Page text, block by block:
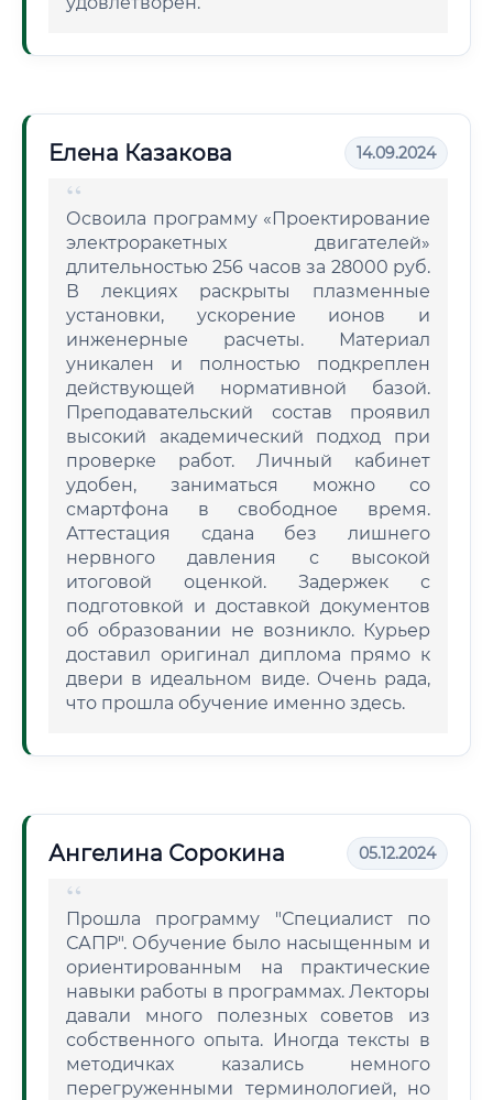
Елена Казакова 14.09.2024
Освоила программу «Проектирование
электроракетных двигателей»
длительностью 256 часов за 28000 руб.
В лекциях раскрыты плазменные
установки, ускорение ионов и
инженерные расчеты. Материал
уникален и полностью подкреплен
действующей нормативной базой.
Преподавательский состав проявил
высокий академический подход при
проверке работ. Личный кабинет
удобен, заниматься можно со
смартфона в свободное время.
Аттестация сдана без лишнего
нервного давления с высокой
итоговой оценкой. Задержек с
подготовкой и доставкой документов
об образовании не возникло. Курьер
доставил оригинал диплома прямо к
двери в идеальном виде. Очень рада,
что прошла обучение именно здесь.
Ангелина Сорокина 05.12.2024
Прошла программу "Специалист по
САПР". Обучение было насыщенным и
ориентированным на практические
навыки работы в программах. Лекторы
давали много полезных советов из
собственного опыта. Иногда тексты в
методичках казались немного
перегруженными терминологией, но